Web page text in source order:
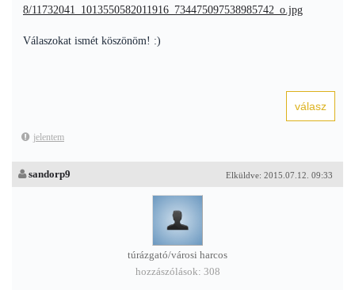
8/11732041_1013550582011916_734475097538985742_o.jpg
Válaszokat ismét köszönöm! :)
jelentem
Elküldve: 2015.07.12. 09:33
sandorp9
túrázgató/városi harcos
hozzászólások: 308